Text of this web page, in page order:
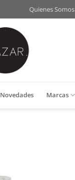
Quienes Somos
Novedades Marcas